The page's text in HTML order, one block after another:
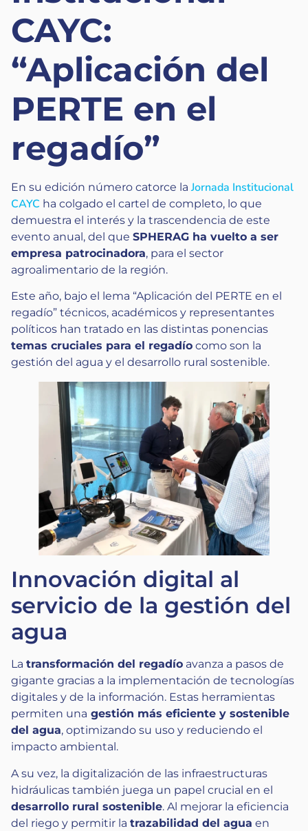
CAYC:
“Aplicación del
PERTE en el
regadío”
En su edición número catorce laJornada Institucional
CAYC ha colgado el cartel de completo, lo que
demuestra el interés y la trascendencia de este
evento anual, del que SPHERAG ha vuelto a ser
empresa patrocinadora, para el sector
agroalimentario de la región.
Este año, bajo el lema “Aplicación del PERTE en el
regadío” técnicos, académicos y representantes
políticos han tratado en las distintas ponencias
temas cruciales para el regadío como son la
gestión del agua y el desarrollo rural sostenible.
Innovación digital al
servicio de la gestión del
agua
La transformación del regadío avanza a pasos de
gigante gracias a la implementación de tecnologías
digitales y de la información. Estas herramientas
permiten una gestión más eficiente y sostenible
del agua, optimizando su uso y reduciendo el
impacto ambiental.
A su vez, la digitalización de las infraestructuras
hidráulicas también juega un papel crucial en el
desarrollo rural sostenible. Al mejorar la eficiencia
del riego y permitir la trazabilidad del agua en